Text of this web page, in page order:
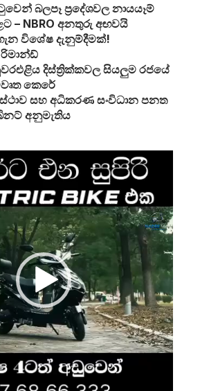
බලපෑ ප්‍රදේශවල නායයෑම්
– NBRO අනතුරු අඟවයි
විශේෂ දැනුම්දීමක්!
දිස්ත්‍රික්කවල සියලුම රජයේ
කෙරේ
සහ අධිකරණ සංවිධාන පනත
අනුමැතිය